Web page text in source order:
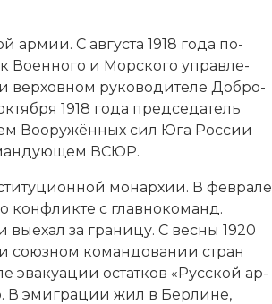
ар­мии. С августа 1918 года по­
и Морского управ­ле­
вер­хов­ном ру­ко­во­ди­те­ле Доб­ро­
1918 года председатель
Воо­ру­жён­ных сил Юга Рос­сии
ВСЮР.
мо­нар­хии. В феврале
кон­флик­те с глав­ноко­манд.
за гра­ни­цу. С вес­ны 1920
со­юз­ном ко­ман­до­ва­нии стран
эва­куа­ции ос­тат­ков «Рус­ской ар­
В эмиг­ра­ции жил в Бер­ли­не,